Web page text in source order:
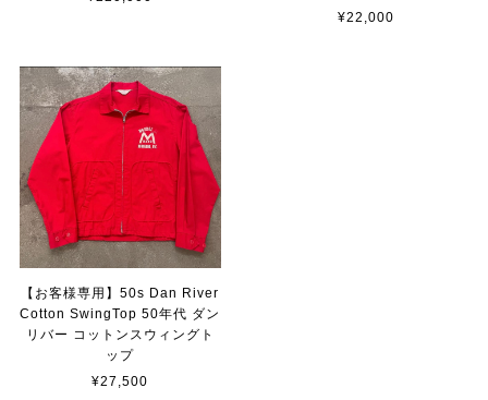
¥22,000
【お客様専用】50s Dan River
Cotton SwingTop 50年代 ダン
リバー コットンスウィングト
ップ
¥27,500